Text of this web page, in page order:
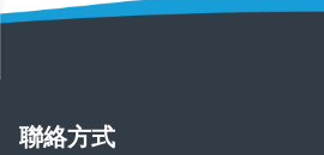
聯絡方式